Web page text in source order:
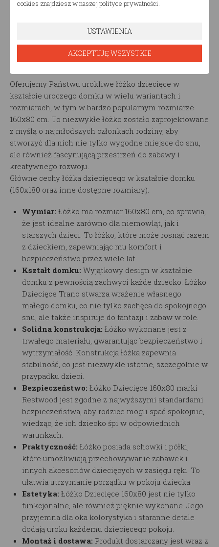
Oferujemy Państwu urokliwe łóżko dziecięce w
kształcie uroczego domku w wielu wariantach i
rozmiarach, w tym w bardzo popularnym rozmiarze
160x80 cm. To niezwykłe łóżko zostało zaprojektowane
z myślą o najmłodszych członkach rodziny, aby
stworzyć dla nich nie tylko wygodne miejsce do snu,
ale również fascynującą przestrzeń do zabawy i
kreatywnego rozwoju.
Główne cechy łóżka dziecięcego w kształcie domku
(160x180 oraz inne dostępne rozmiary):
Wymiar: Łóżko ma rozmiar 160x80 cm, co sprawia,
że jest idealne zarówno dla niemowląt, jak i
starszych dzieci. To łóżko, które może rosnąć razem
z dzieckiem, zapewniając mu komfort i
bezpieczeństwo przez wiele lat.
Kształt domku: Wyjątkowy design w kształcie
domku z pewnością zachwyci każde dziecko. Łóżko
Dziecięce Trano stwarza wrażenie własnego
małego domku, co nie tylko zachęca do spokojnego
snu, ale także inspiruje do fantazji i zabaw w role.
Solidna konstrukcja: Łóżko wykonane jest z
trwałego materiału, gwarantując bezpieczeństwo i
wytrzymałość. Konstrukcja łóżka zapewnia
stabilność, co jest niezwykle istotne, szczególnie w
przypadku dzieci.
Bezpieczeństwo: Łóżko Dziecięce 160x80 marki
Restwood jest zgodne z najwyższymi standardami
bezpieczeństwa, aby rodzice mogli spać spokojnie,
wiedząc, że ich dziecko śpi w odpowiednich
warunkach.
Praktyczność: Łóżko posiada schowki i półki,
które umożliwiają przechowywanie zabawek i
innych akcesoriów dziecięcych w zasięgu ręki. To
ułatwia utrzymanie porządku w pokoju dziecka.
Estetyka: Łóżko Dziecięce 160x80 jest nie tylko
funkcjonalne, ale również pięknie wykonane. Jego
przyjemna dla oka kolorystyka i staranne detale
dodają uroku każdemu dziecięcego pokoju.
Montaż i dostawa: Produkt dostarczany jest wraz z
cookies znajdziesz w naszej polityce prywatności.
USTAWIENIA
AKCEPTUJĘ WSZYSTKIE